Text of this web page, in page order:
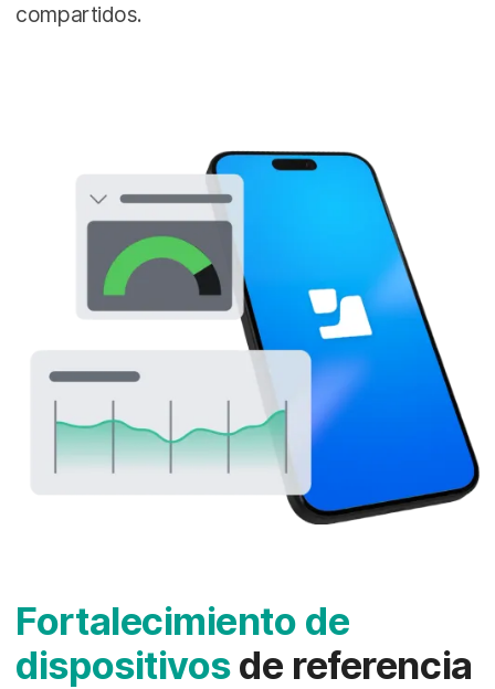
compartidos.
Fortalecimiento de
dispositivosde referencia